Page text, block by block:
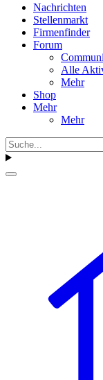
Nachrichten
Stellenmarkt
Firmenfinder
Forum
Alle
Mehr
Shop
Mehr
Mehr